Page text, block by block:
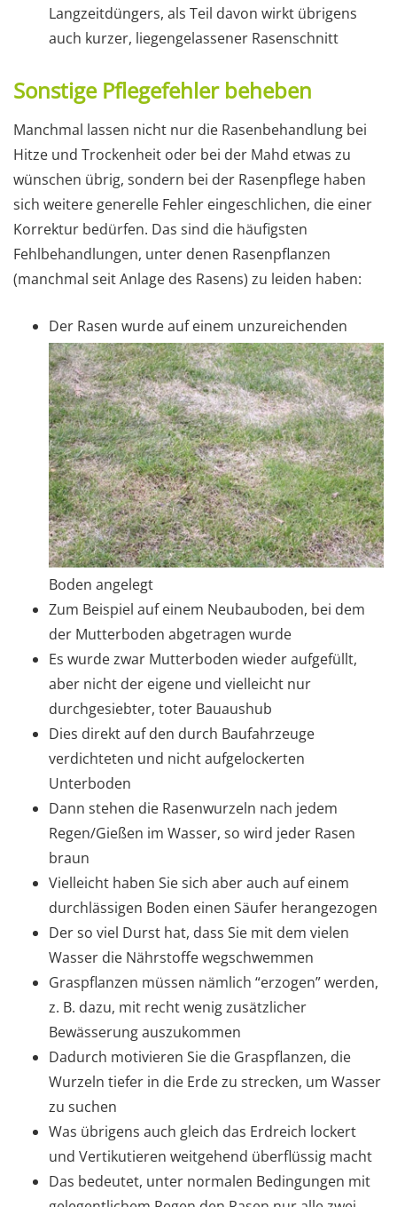
Langzeitdüngers, als Teil davon wirkt übrigens
auch kurzer, liegengelassener Rasenschnitt
Sonstige Pflegefehler beheben
Manchmal lassen nicht nur die Rasenbehandlung bei
Hitze und Trockenheit oder bei der Mahd etwas zu
wünschen übrig, sondern bei der Rasenpflege haben
sich weitere generelle Fehler eingeschlichen, die einer
Korrektur bedürfen. Das sind die häufigsten
Fehlbehandlungen, unter denen Rasenpflanzen
(manchmal seit Anlage des Rasens) zu leiden haben:
Der Rasen wurde auf einem unzureichenden
Boden angelegt
Zum Beispiel auf einem Neubauboden, bei dem
der Mutterboden abgetragen wurde
Es wurde zwar Mutterboden wieder aufgefüllt,
aber nicht der eigene und vielleicht nur
durchgesiebter, toter Bauaushub
Dies direkt auf den durch Baufahrzeuge
verdichteten und nicht aufgelockerten
Unterboden
Dann stehen die Rasenwurzeln nach jedem
Regen/Gießen im Wasser, so wird jeder Rasen
braun
Vielleicht haben Sie sich aber auch auf einem
durchlässigen Boden einen Säufer herangezogen
Der so viel Durst hat, dass Sie mit dem vielen
Wasser die Nährstoffe wegschwemmen
Graspflanzen müssen nämlich “erzogen” werden,
z. B. dazu, mit recht wenig zusätzlicher
Bewässerung auszukommen
Dadurch motivieren Sie die Graspflanzen, die
Wurzeln tiefer in die Erde zu strecken, um Wasser
zu suchen
Was übrigens auch gleich das Erdreich lockert
und Vertikutieren weitgehend überflüssig macht
Das bedeutet, unter normalen Bedingungen mit